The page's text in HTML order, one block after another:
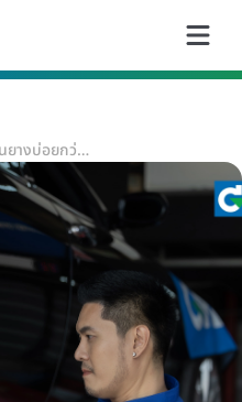
ทำไมรถบางคันเปลี่ยนยางบ่อยกว่าปกติ?